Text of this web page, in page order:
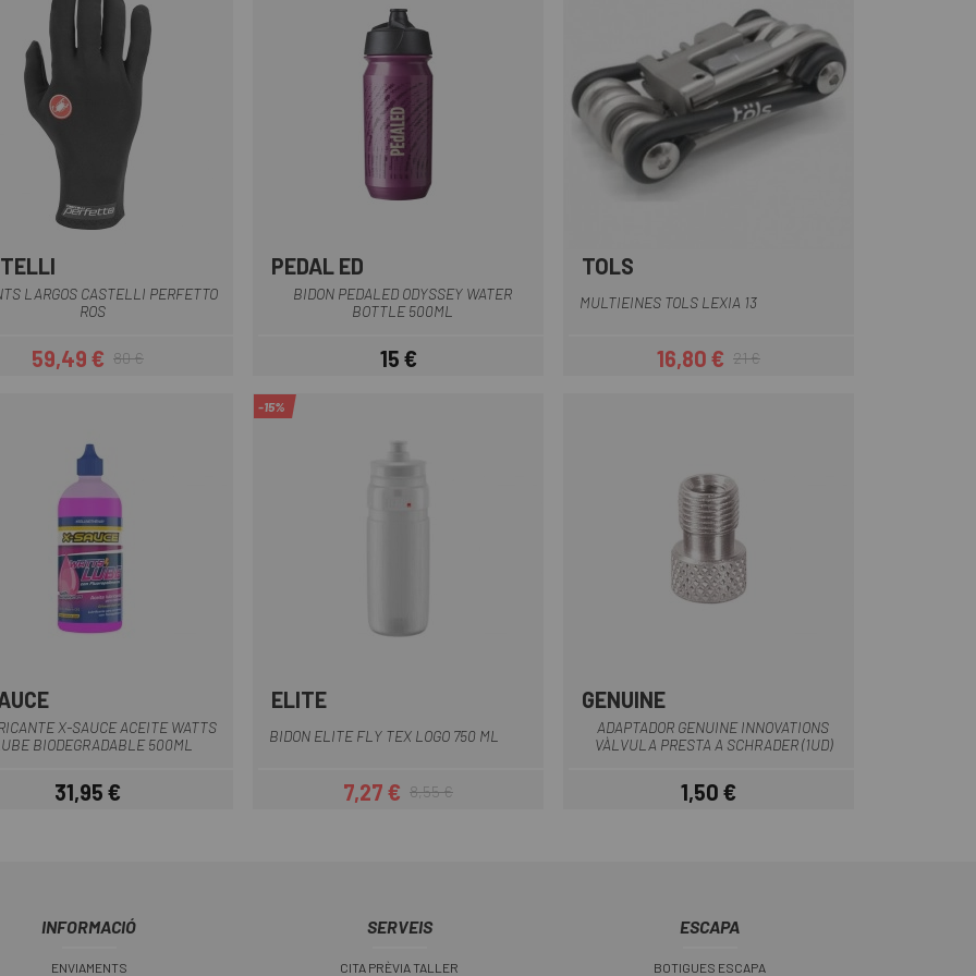
LARGOS CASTELLI PERFETTO
ROS
Preu
59,49 €Preu regular
80 €
PEDAL ED
BIDON PEDALED ODYSSEY WATER
BOTTLE 500ML
Preu
15 €
TOLS
MULTIEINES TOLS LEXIA 13
Preu
16,80 €Preu regular
21 €
X-SAUCE ACEITE WATTS
BIODEGRADABLE 500ML
Preu
31,95 €
-15%
ELITE
BIDON ELITE FLY TEX LOGO 750 ML
Preu
7,27 €Preu regular
8,55 €
GENUINE
ADAPTADOR GENUINE INNOVATIONS
VÀLVULA PRESTA A SCHRADER (1UD)
Preu
1,50 €
INFORMACIÓ
ENVIAMENTS
SERVEIS
CITA PRÈVIA TALLER
ESCAPA
BOTIGUES ESCAPA